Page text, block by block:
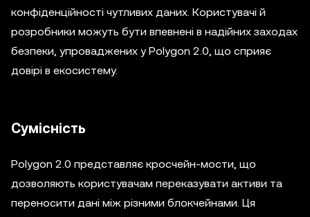
конфіденційності чутливих даних. Користувачі й
розробники можуть бути впевнені в надійних заходах
безпеки, упроваджених у Polygon 2.0, що сприяє
довірі в екосистему.
Сумісність
Polygon 2.0 представляє кросчейн-мости, що
дозволяють користувачам переказувати активи та
переносити дані між різними блокчейнами. Ця